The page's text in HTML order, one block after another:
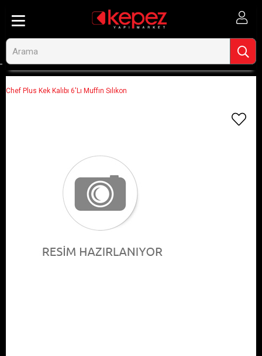
Chef Plus Kek Kalıbı 6'Lı Muffın Sılıkon